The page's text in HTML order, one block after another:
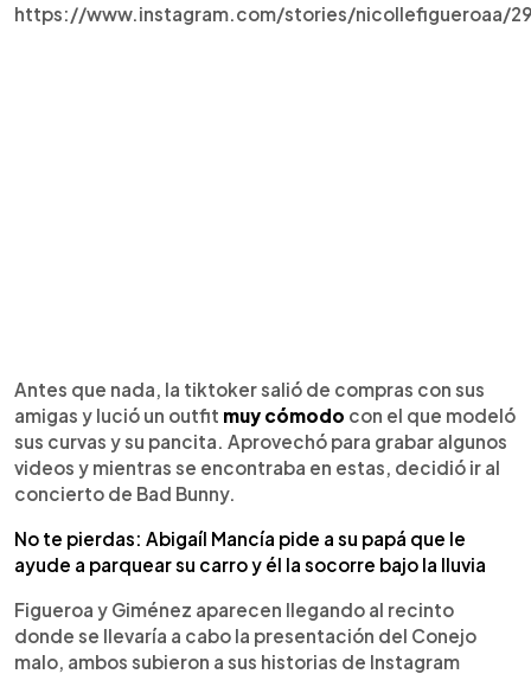
https://www.instagram.com/stories/nicollefigueroaa/
Antes que nada, la tiktoker salió de compras con sus
amigas y lució un outfit muy cómodo con el que modeló
sus curvas y su pancita. Aprovechó para grabar algunos
videos y mientras se encontraba en estas, decidió ir al
concierto de Bad Bunny.
No te pierdas: Abigaíl Mancía pide a su papá que le
ayude a parquear su carro y él la socorre bajo la lluvia
Figueroa y Giménez aparecen llegando al recinto
donde se llevaría a cabo la presentación del Conejo
malo, ambos subieron a sus historias de Instagram